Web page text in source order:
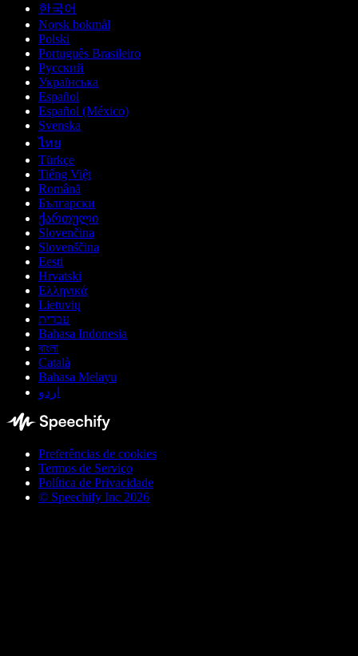
한국어
Norsk bokmål
Polski
Português Brasileiro
Русский
Українська
Español
Español (México)
Svenska
ไทย
Türkçe
Tiếng Việt
Română
Български
ქართული
Slovenčina
Slovenščina
Eesti
Hrvatski
Ελληνικά
Lietuvių
עברית
Bahasa Indonesia
বাংলা
Català
Bahasa Melayu
اردو
Preferências de cookies
Termos de Serviço
Política de Privacidade
© Speechify Inc 2026